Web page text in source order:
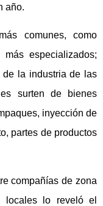
año.
comunes, como
especializados;
de la industria de las
surten de bienes
inyección de
partes de productos
compañías de zona
locales lo reveló el